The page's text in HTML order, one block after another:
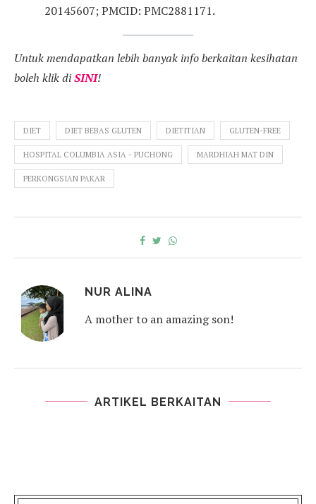
20145607; PMCID: PMC2881171.
Untuk mendapatkan lebih banyak info berkaitan kesihatan
boleh klik diSINI!
DIET DIET BEBAS GLUTEN DIETITIAN GLUTEN-FREE
HOSPITAL COLUMBIA ASIA - PUCHONG MARDHIAH MAT DIN
PERKONGSIAN PAKAR
NUR ALINA
A mother to an amazing son!
ARTIKEL BERKAITAN